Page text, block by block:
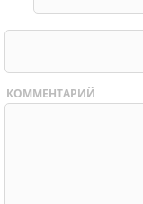
КОММЕНТАРИЙ